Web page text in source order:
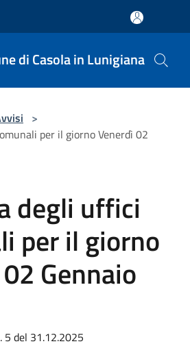
di Casola in Lunigiana
>
per il giorno Venerdì 02
degli uffici
per il giorno
Gennaio
5 del 31.12.2025